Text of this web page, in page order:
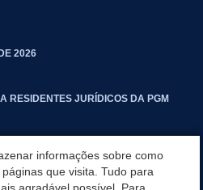
2026
RESIDENTES JURÍDICOS DA PGM
informações sobre como
que visita. Tudo para